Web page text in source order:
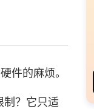
件的麻烦。
制？它只适